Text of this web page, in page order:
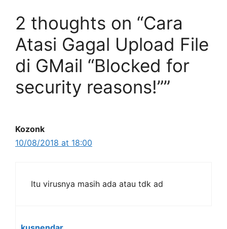
2 thoughts on “Cara
Atasi Gagal Upload File
di GMail “Blocked for
security reasons!””
Kozonk
10/08/2018 at 18:00
Itu virusnya masih ada atau tdk ad